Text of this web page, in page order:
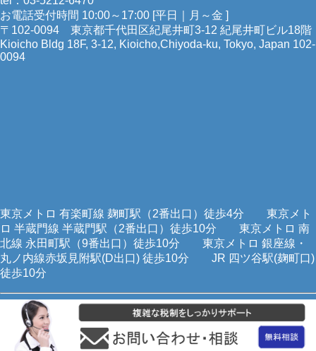
お電話受付時間 10:00～17:00 [平日｜月～金 ]
〒102-0094 東京都千代田区紀尾井町3-12 紀尾井町ビル18階
Kioicho Bldg 18F, 3-12, Kioicho,Chiyoda-ku, Tokyo, Japan 102-
0094
東京メトロ 有楽町線 麹町駅（2番出口）徒歩4分 東京メト
ロ 半蔵門線 半蔵門駅（2番出口）徒歩10分 東京メトロ 南
北線 永田町駅（9番出口）徒歩10分 東京メトロ 銀座線・
丸ノ内線赤坂見附駅(D出口) 徒歩10分 JR 四ツ谷駅(麹町口)
徒歩10分